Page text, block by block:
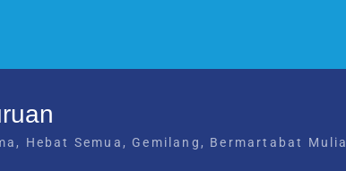
Hebat Semua, Gemilang, Bermartabat Mulia